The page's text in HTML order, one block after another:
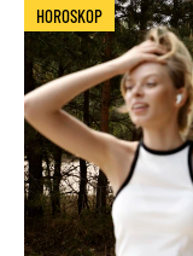
HOROSKOP